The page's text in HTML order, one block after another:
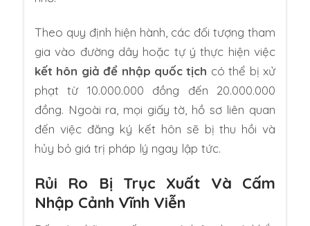
Theo quy định hiện hành, các đối tượng tham
gia vào đường dây hoặc tự ý thực hiện việc
kết hôn giả để nhập quốc tịch có thể bị xử
phạt từ 10.000.000 đồng đến 20.000.000
đồng. Ngoài ra, mọi giấy tờ, hồ sơ liên quan
đến việc đăng ký kết hôn sẽ bị thu hồi và
hủy bỏ giá trị pháp lý ngay lập tức.
Rủi Ro Bị Trục Xuất Và Cấm
Nhập Cảnh Vĩnh Viễn